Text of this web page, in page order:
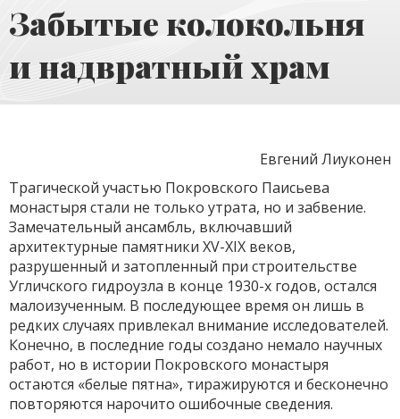
Забытые колокольня
и надвратный храм
Евгений Лиуконен
Трагической участью Покровского Паисьева
монастыря стали не только утрата, но и забвение.
Замечательный ансамбль, включавший
архитектурные памятники XV-XIX веков,
разрушенный и затопленный при строительстве
Угличского гидроузла в конце 1930-х годов, остался
малоизученным. В последующее время он лишь в
редких случаях привлекал внимание исследователей.
Конечно, в последние годы создано немало научных
работ, но в истории Покровского монастыря
остаются «белые пятна», тиражируются и бесконечно
повторяются нарочито ошибочные сведения.